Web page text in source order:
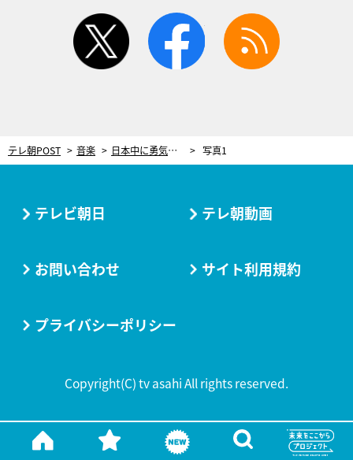
twitter facebook
テレ朝POST 音楽 日本中に勇気を与えた“幻のCMソング”誕生秘話 「こんないい曲が出来ちゃうんだ」と音楽Pも感動 写真1
テレビ朝日 テレ朝動画
お問い合わせ サイト利用規約
プライバシーポリシー
Copyright(C) tv asahi All rights reserved.